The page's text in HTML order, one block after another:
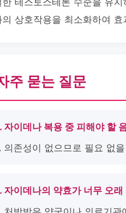
의 상호작용을 최소화하여
주 묻는 질문
자이데나 복용 중 피해야 할
의존성이 없으므로 필요 없
자이데나의 약효가 너무 오